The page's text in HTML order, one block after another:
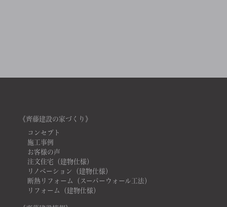
《齊藤建設の家づくり》
コンセプト
施工事例
お客様の声
注文住宅（建物仕様）
リノベーション（建物仕様）
断熱リフォーム（スーパーウォール工法）
リフォーム（建物仕様）